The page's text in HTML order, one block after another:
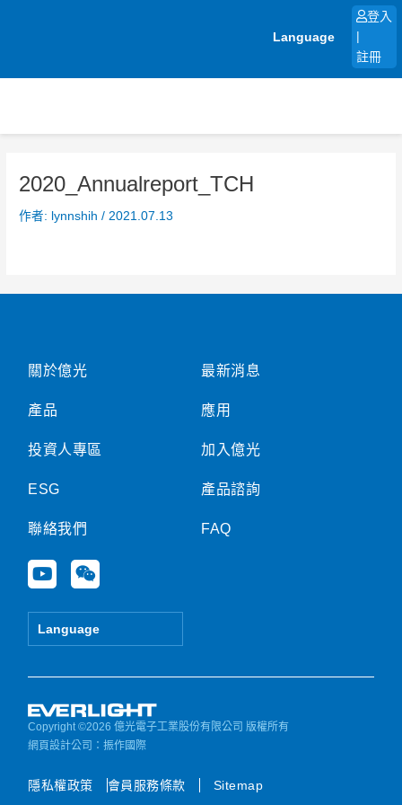
Language
登入
註冊
2020_Annualreport_TCH
作者: lynnshih/ 2021.07.13
關於億光
產品
投資人專區
ESG
聯絡我們
Y
o
u
e
W
e
i
Language
最新消息
應用
加入億光
產品諮詢
FAQ
Copyright ©2026 億光電子工業股份有限公司 版權所有
網頁設計公司 ：振作國際
隱私權政策 會員服務條款 Sitemap